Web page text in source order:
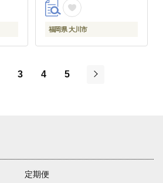
福岡県 大川市
3 4
5
定期便